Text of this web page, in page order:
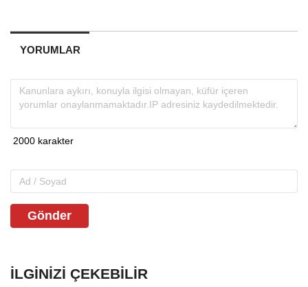
YORUMLAR
Gönder
İLGINIZI ÇEKEBILIR